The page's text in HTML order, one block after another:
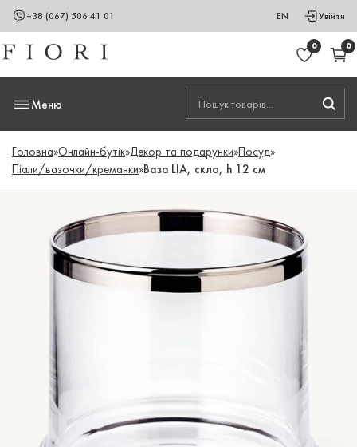
+38 (067) 506 41 01 EN Увійти
0 0
Меню
Головна»Онлайн-бутік»Декор та подарунки»Посуд»
Піали/вазочки/креманки»Ваза LIA, скло, h 12 cм